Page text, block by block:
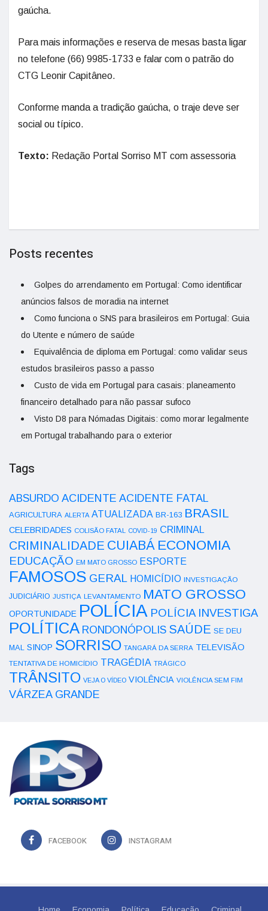
gaúcha.
Para mais informações e reserva de mesas basta ligar
no telefone (66) 9985-1733 e falar com o patrão do
CTG Leonir Capitâneo.
Conforme manda a tradição gaúcha, o traje deve ser
social ou típico.
Texto: Redação Portal Sorriso MT com assessoria
Posts recentes
Golpes do arrendamento em Portugal: Como identificar
anúncios falsos de moradia na internet
Como funciona o SNS para brasileiros em Portugal: Guia
do Utente e número de saúde
Equivalência de diploma em Portugal: como validar seus
estudos brasileiros passo a passo
Custo de vida em Portugal para casais: planeamento
financeiro detalhado para não passar sufoco
Visto D8 para Nómadas Digitais: como morar legalmente
em Portugal trabalhando para o exterior
Tags
ABSURDO ACIDENTE ACIDENTE FATAL
AGRICULTURA ALERTA ATUALIZADA BR-163 BRASIL
CELEBRIDADES COLISÃO FATAL COVID-19 CRIMINAL
CRIMINALIDADE CUIABÁ ECONOMIA
EDUCAÇÃO EM MATO GROSSO ESPORTE
FAMOSOS GERAL HOMICÍDIO INVESTIGAÇÃO
JUDICIÁRIO JUSTIÇA LEVANTAMENTO MATO GROSSO
OPORTUNIDADE POLÍCIA POLÍCIA INVESTIGA
POLÍTICA RONDONÓPOLIS SAÚDE SE DEU
MAL SINOP SORRISO TANGARÁ DA SERRA TELEVISÃO
TENTATIVA DE HOMICÍDIO TRAGÉDIA TRÁGICO
TRÂNSITO VEJA O VÍDEO VIOLÊNCIA VIOLÊNCIA SEM FIM
VÁRZEA GRANDE
FACEBOOK INSTAGRAM